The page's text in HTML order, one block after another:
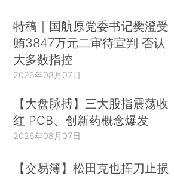
特稿｜国航原党委书记樊澄受
贿3847万元二审待宣判 否认
大多数指控
2026年08月07日
【大盘脉搏】三大股指震荡收
红 PCB、创新药概念爆发
2026年08月07日
【交易簿】松田克也挥刀止损